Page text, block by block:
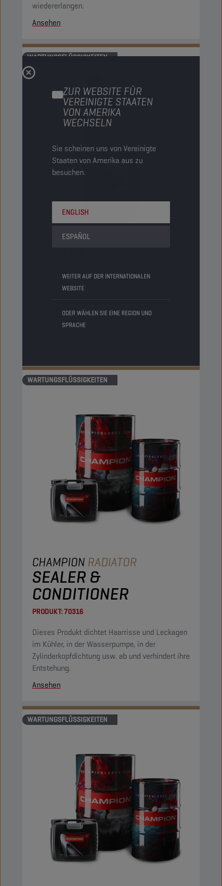
ZUR WEBSITE FÜR
VEREINIGTE STAATEN
VON AMERIKA
WECHSELN
Sie scheinen uns von Vereinigte
Staaten von Amerika aus zu
besuchen.
ENGLISH
ESPAÑOL
WEITER AUF DER INTERNATIONALEN
WEBSITE
ODER WÄHLEN SIE EINE REGION UND
SPRACHE
wiedererlangen.
Ansehen
WARTUNGSFLÜSSIGKEITEN
CHAMPIONRADIATOR
PRODUKT:70315
Dieses Produkt wurde entwickelt, um das
Wärmetransfer vom Motor zum Kühlsystem zu
verbessern.
WARTUNGSFLÜSSIGKEITEN
CHAMPION RADIATOR
SEALER &
CONDITIONER
PRODUKT:70316
Dieses Produkt dichtet Haarrisse und Leckagen
im Kühler, in der Wasserpumpe, in der
Zylinderkopfdichtung usw. ab und verhindert ihre
Entstehung.
Ansehen
WARTUNGSFLÜSSIGKEITEN